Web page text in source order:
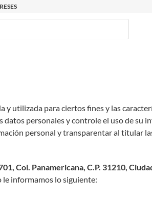
y utilizada para ciertos fines y las
personales y controle el uso de su
personal y transparentar al titular
Col. Panamericana, C.P. 31210,
informamos lo siguiente: